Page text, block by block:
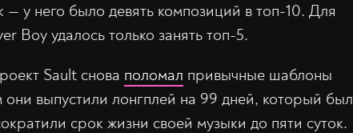
у него было девять композиций в топ-10. Для
Boy удалось только занять топ-5.
Sault снова поломал привычные шаблоны
выпустили лонгплей на 99 дней, который был
срок жизни своей музыки до пяти суток.